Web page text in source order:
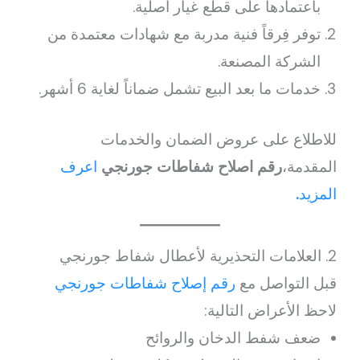
باعتمادها على قطع غيار أصلية.
توفر فِرقاً فنية مدربة مع شهادات معتمدة من
الشركة المصنعة.
خدمات ما بعد البيع تشمل ضماناً لغاية 6 أشهر.
للاطلاع على عروض الضمان والخدمات
المقدمة،رقم اصلاح شفاطات جورنجي اعرف
المزيد.
2. العلامات التحذيرية لأعطال شفاط جورنجي
قبل التواصل مع رقم إصلاح شفاطات جورنجي
لاحظ الأعراض التالية:
ضعف شفط الدخان والروائح